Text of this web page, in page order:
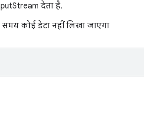
देता है.
कोई डेटा नहीं लिखा जाएगा